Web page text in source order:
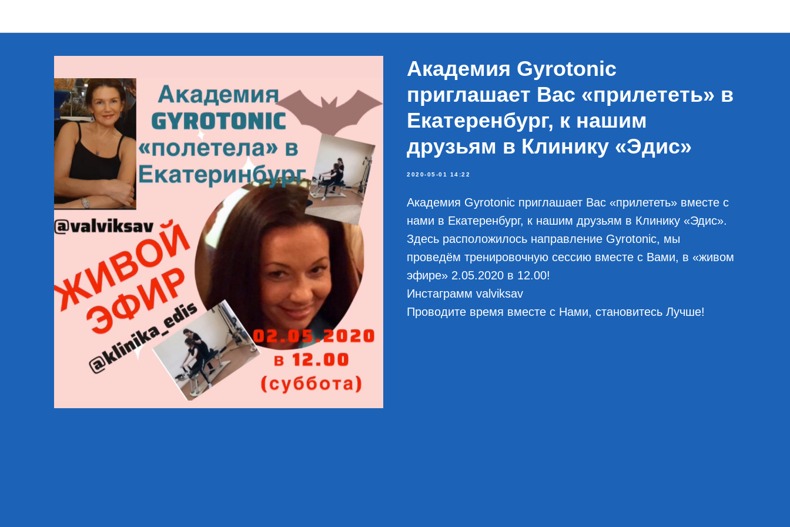
Академия Gyrotonic
приглашает Вас «прилететь» в
Екатеренбург, к нашим
друзьям в Клинику «Эдис»
2020-05-01 14:22
Академия Gyrotonic приглашает Вас «прилететь» вместе с
нами в Екатеренбург, к нашим друзьям в Клинику «Эдис».
Здесь расположилось направление Gyrotonic, мы
проведём тренировочную сессию вместе с Вами, в «живом
эфире» 2.05.2020 в 12.00!
Инстаграмм valviksav
Проводите время вместе с Нами, становитесь Лучше!